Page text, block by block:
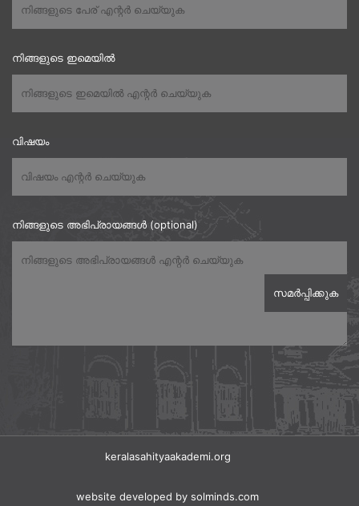
നിങ്ങളുടെ ഇമെയിൽ
വിഷയം
നിങ്ങളുടെ അഭിപ്രായങ്ങൾ (optional)
keralasahityaakademi.org
website developed by solminds.com